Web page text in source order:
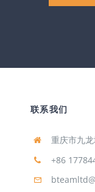
联系我们
重庆市九
+86